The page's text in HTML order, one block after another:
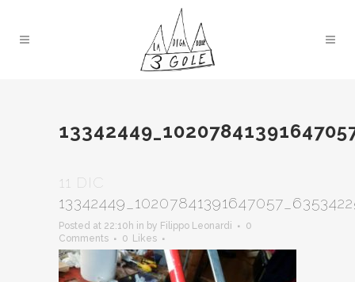
11 DIC
Posted at 22:10h in by Filippo Leonardi
0
Comments
0 Likes